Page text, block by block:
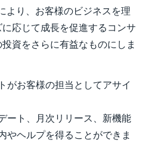
より、お客様のビジネスを理
応じて成長を促進するコンサ
資をさらに有益なものにしま
がお客様の担当としてアサイ
ート、月次リリース、新機能
やヘルプを得ることができま